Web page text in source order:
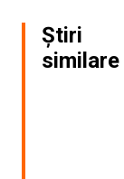
Știri
similare